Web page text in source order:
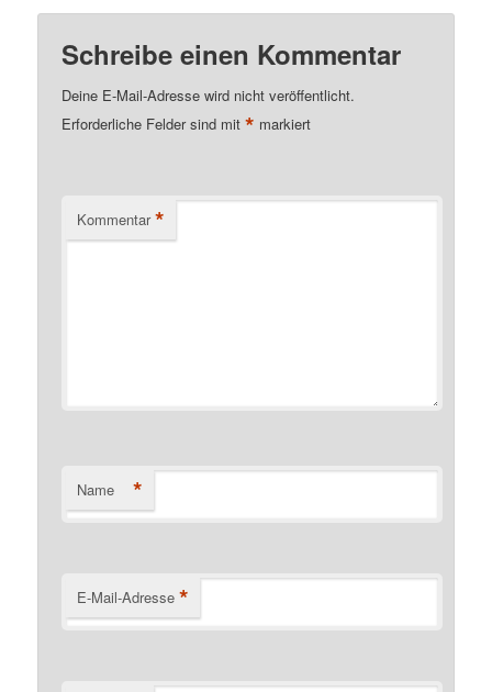
Schreibe einen Kommentar
Deine E-Mail-Adresse wird nicht veröffentlicht.
Erforderliche Felder sind mit* markiert
Kommentar *
Name *
E-Mail-Adresse *